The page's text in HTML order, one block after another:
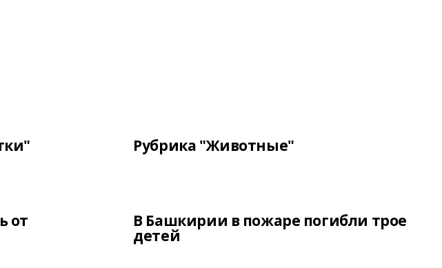
Рубрика "Животные"
от В Башкирии в пожаре погибли трое
детей